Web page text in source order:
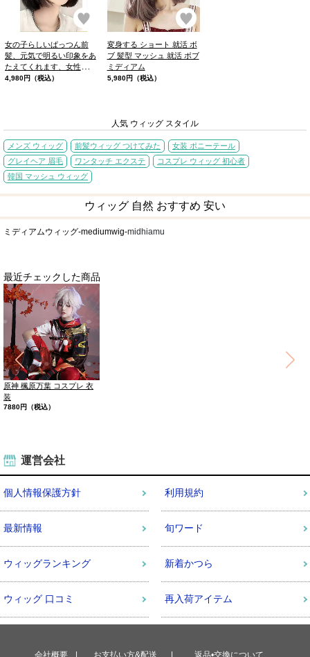
お気に入り
女の子らしいぱっつん前
髪、元気で明るい印象をあ
たえてくれます、女性らし
いソフトのフルウィッグ
4,980円（税込）
お気に入り
変身する ショート 就活 ボ
ブ 髪型 マッシュ 就活 ボブ
ミディアム
5,980円（税込）
人気 ウィッグ スタイル
メンズ ウィッグ 前髪ウィッグ つけてみた
女装 ポニーテール
グレイヘア 眉毛
ワンタッチ エクステ
コスプレ ウィッグ 初心者
韓国 マッシュ ウィッグ
ウィッグ 自然 おすすめ 安い
ミディアムウィッグ-mediumwig-midhiamu
最近チェックした商品
レ 衣
運営会社
個人情報保護方針 利用規約
最新情報 旬ワード
ウィッグランキング 新着かつら
ウィッグ 口コミ 再入荷アイテム
会社概要 お支払い方&配送 返品•交換について